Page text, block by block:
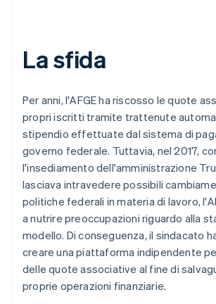
La sfida
Per anni, l'AFGE ha riscosso le quote
propri iscritti tramite trattenute
stipendio effettuate dal sistema di
governo federale. Tuttavia, nel 2017,
l'insediamento dell'amministrazione
lasciava intravedere possibili
politiche federali in materia di lavoro,
a nutrire preoccupazioni riguardo alla
modello. Di conseguenza, il sindacato
creare una piattaforma indipendente
delle quote associative al fine di
proprie operazioni finanziarie.